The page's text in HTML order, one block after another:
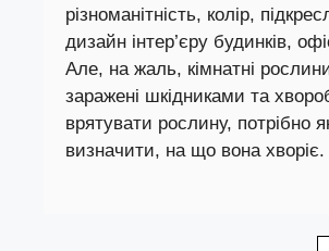
різноманітність, колір,
дизайн інтер’єру будинків,
Але, на жаль, кімнатні
заражені шкідниками та
врятувати рослину, потрібно
визначити, на що вона хворіє.